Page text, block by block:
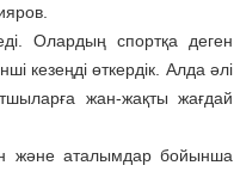
Олардың спортқа деген
кезеңді өткердік. Алда әлі
жан-жақты жағдай
және аталымдар бойынша